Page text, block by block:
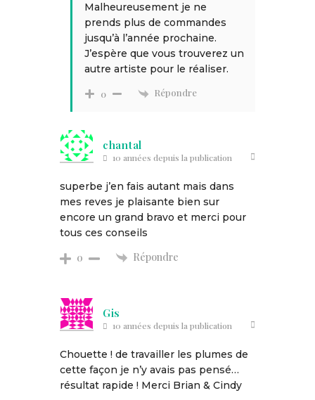
Malheureusement je ne
prends plus de commandes
jusqu’à l’année prochaine.
J’espère que vous trouverez un
autre artiste pour le réaliser.
0 Répondre
chantal
10 années depuis la publication
superbe j’en fais autant mais dans
mes reves je plaisante bien sur
encore un grand bravo et merci pour
tous ces conseils
0 Répondre
Gis
10 années depuis la publication
Chouette ! de travailler les plumes de
cette façon je n’y avais pas pensé…
résultat rapide ! Merci Brian & Cindy